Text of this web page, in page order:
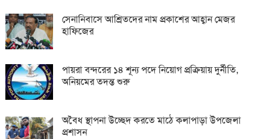
সেনানিবাসে আশ্রিতদের নাম প্রকাশের আহ্বান মেজর
হাফিজের
পায়রা বন্দরের ১৪ শূন্য পদে নিয়োগ প্রক্রিয়ায় দুর্নীতি,
অনিয়মের তদন্ত শুরু
অবৈধ স্থাপনা উচ্ছেদ করতে মাঠে কলাপাড়া উপজেলা
প্রশাসন